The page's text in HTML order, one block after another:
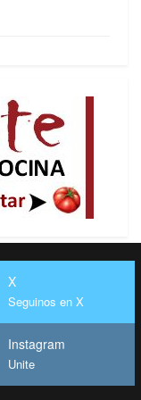
la Unión (o
un
y un
de Iwo Jima,
“¡U.S.A,
este 4 de
hace dos
por
niveles, a
X
Seguinos en X
Instagram
Unite